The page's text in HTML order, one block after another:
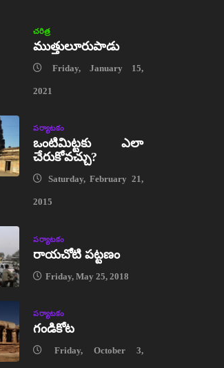
చరిత్ర
ముత్తులూరుపాడు
Friday, January 15,
2021
పర్యాటకం
ఒంటిమిట్టకు ఎలా
చేరుకోవచ్చు?
Saturday, February 21,
2015
పర్యాటకం
రాయచోటి పట్టణం
Friday, May 25, 2018
పర్యాటకం
గండికోట
Friday, October 3,